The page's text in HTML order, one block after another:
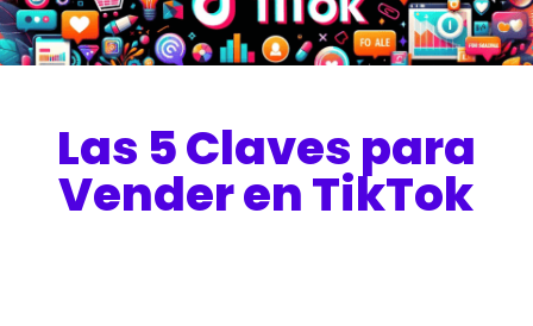
Las 5 Claves para
Vender en TikTok